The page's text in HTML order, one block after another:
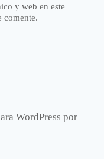
y web en este
comente.
WordPress por